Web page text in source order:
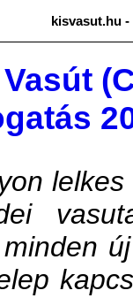
kisvasut.hu -